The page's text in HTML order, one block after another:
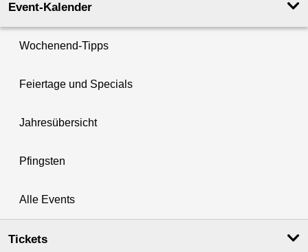
Event-Kalender
Wochenend-Tipps
Feiertage und Specials
Jahresübersicht
Pfingsten
Alle Events
Tickets